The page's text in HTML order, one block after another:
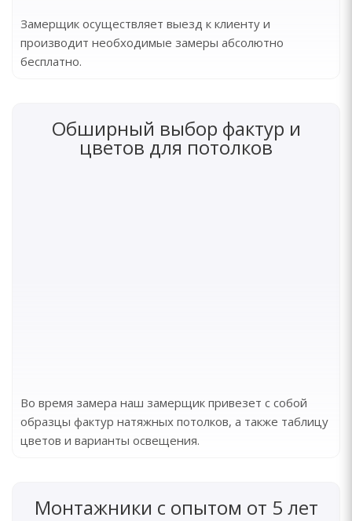
Замерщик осуществляет выезд к клиенту и
производит необходимые замеры абсолютно
бесплатно.
Обширный выбор фактур и
цветов для потолков
Во время замера наш замерщик привезет с собой
образцы фактур натяжных потолков, а также таблицу
цветов и варианты освещения.
Монтажники с опытом от 5 лет